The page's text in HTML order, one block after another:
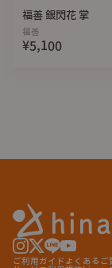
福善 銀閃花 掌
福善
¥5,100
ご利用ガイド よくあるご